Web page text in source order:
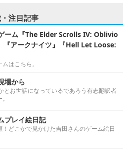
注目記事
ーム『The Elder Scrolls IV: Oblivio
アークナイツ』『Hell Let Loose:
はこちら。
場から
とお世話になっているであろう有志翻訳者
プレイ絵日記
！どこかで見かけた吉田さんのゲーム絵日